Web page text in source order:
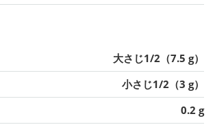
大さじ1/2（7.5 g）
小さじ1/2（3 g）
0.2 g